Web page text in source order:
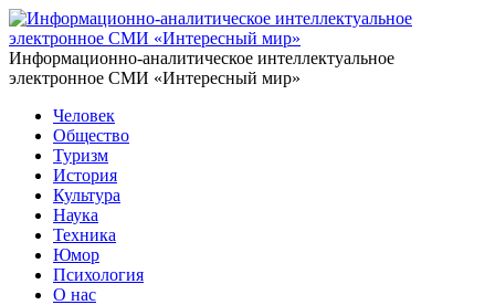
Информационно-аналитическое интеллектуальное
электронное СМИ «Интересный мир»
Человек
Общество
Туризм
История
Культура
Наука
Техника
Юмор
Психология
О нас